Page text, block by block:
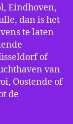
Eindhoven,
dan is het
te laten
of
van
Oostende of
de